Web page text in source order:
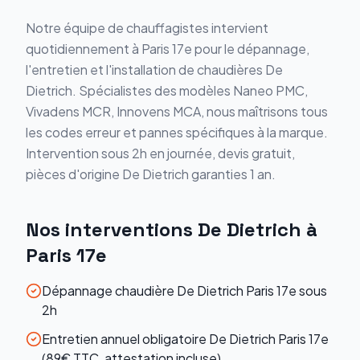
Notre équipe de chauffagistes intervient
quotidiennement à Paris 17epour le dépannage,
l'entretien et l'installation de chaudières De
Dietrich. Spécialistes des modèles Naneo PMC,
Vivadens MCR, Innovens MCA, nous maîtrisons tous
les codes erreur et pannes spécifiques à la marque.
Intervention sous 2h en journée, devis gratuit,
pièces d'origine De Dietrichgaranties 1 an.
Nos interventions De Dietrich à
Paris 17e
Dépannage chaudière De Dietrich Paris 17e sous
2h
Entretien annuel obligatoire De Dietrich Paris 17e